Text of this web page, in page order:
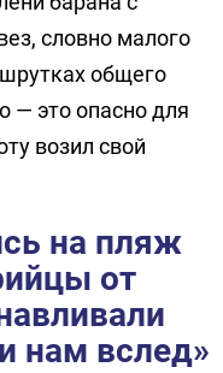
словно малого
общего
— это опасно для
возил свой
на пляж
от
нам вслед»